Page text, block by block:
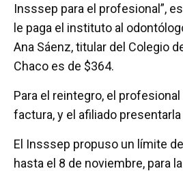
Insssep para el profesional”,
le paga el instituto al
Ana Sáenz, titular del Colegio
Chaco es de $364.
Para el reintegro, el
factura, y el afiliado
El Insssep propuso un límite
hasta el 8 de noviembre, para